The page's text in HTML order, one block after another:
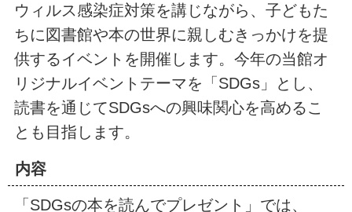
ウィルス感染症対策を講じながら、子どもた
ちに図書館や本の世界に親しむきっかけを提
供するイベントを開催します。今年の当館オ
リジナルイベントテーマを「SDGs」とし、
読書を通じてSDGsへの興味関心を高めるこ
とも目指します。
内容
「SDGsの本を読んでプレゼント」では、